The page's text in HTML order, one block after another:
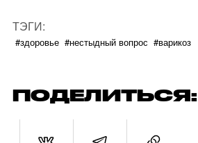
ТЭГИ:
#здоровье #нестыдный вопрос #варикоз
ПОДЕЛИТЬСЯ: